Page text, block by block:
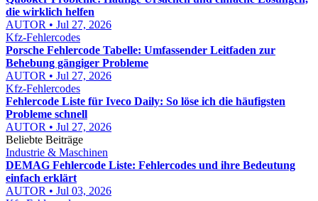
die wirklich helfen
AUTOR • Jul 27, 2026
Kfz-Fehlercodes
Porsche Fehlercode Tabelle: Umfassender Leitfaden zur
Behebung gängiger Probleme
AUTOR • Jul 27, 2026
Kfz-Fehlercodes
Fehlercode Liste für Iveco Daily: So löse ich die häufigsten
Probleme schnell
AUTOR • Jul 27, 2026
Beliebte Beiträge
Industrie & Maschinen
DEMAG Fehlercode Liste: Fehlercodes und ihre Bedeutung
einfach erklärt
AUTOR • Jul 03, 2026